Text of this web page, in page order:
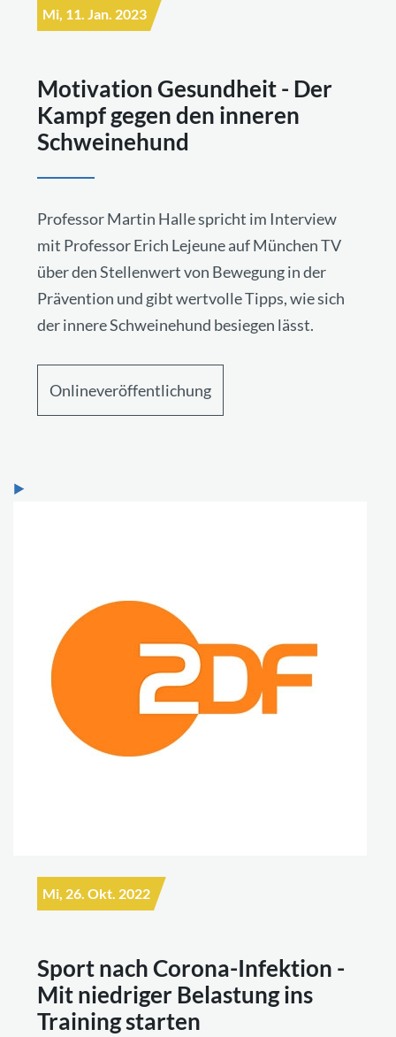
Mi, 11. Jan. 2023
Motivation Gesundheit - Der
Kampf gegen den inneren
Schweinehund
Professor Martin Halle spricht im Interview
mit Professor Erich Lejeune auf München TV
über den Stellenwert von Bewegung in der
Prävention und gibt wertvolle Tipps, wie sich
der innere Schweinehund besiegen lässt.
Onlineveröffentlichung
Mi, 26. Okt. 2022
Sport nach Corona-Infektion -
Mit niedriger Belastung ins
Training starten